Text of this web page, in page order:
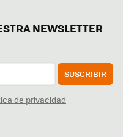
NEWSLETTER
SUSCRIBIR
de privacidad